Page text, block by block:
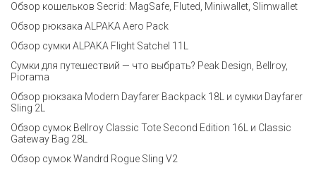
Обзор кошельков Secrid: MagSafe, Fluted, Miniwallet, Slimwallet
Обзор рюкзака ALPAKA Aero Pack
Обзор сумки ALPAKA Flight Satchel 11L
Сумки для путешествий — что выбрать? Peak Design, Bellroy,
Piorama
Обзор рюкзака Modern Dayfarer Backpack 18L и сумки Dayfarer
Sling 2L
Обзор сумок Bellroy Classic Tote Second Edition 16L и Classic
Gateway Bag 28L
Обзор сумок Wandrd Rogue Sling V2